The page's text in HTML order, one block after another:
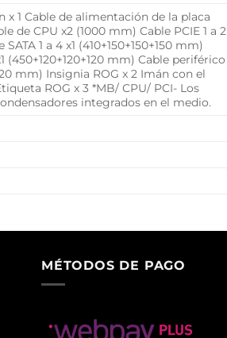
x 1 Cable de alimentación de la placa
de CPU x2 (1000 mm) Cable PCIE 1 a 2
1 a 4 x1 (410+150+150+150 mm)
(450+120+120+120 mm) Cable periférico
mm) Insignia ROG x 2 Imán con el
ROG x 3 *MB/ CPU/ PCI- Los
integrados en el medio.
MÉTODOS DE PAGO